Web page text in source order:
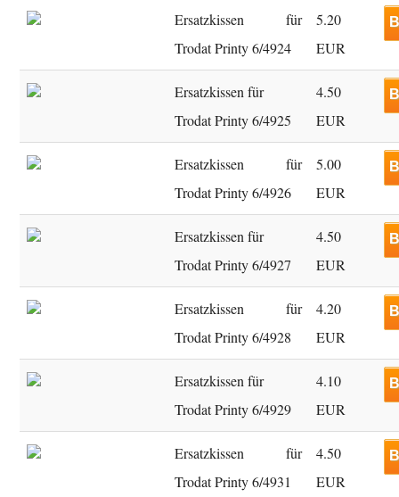
Ersatzkissen für
Trodat Printy 6/4924
5.20
EUR
Ersatzkissen für
Trodat Printy 6/4925
4.50
EUR
Ersatzkissen für
Trodat Printy 6/4926
5.00
EUR
Ersatzkissen für
Trodat Printy 6/4927
4.50
EUR
Ersatzkissen für
Trodat Printy 6/4928
4.20
EUR
Ersatzkissen für
Trodat Printy 6/4929
4.10
EUR
Ersatzkissen für
Trodat Printy 6/4931
4.50
EUR